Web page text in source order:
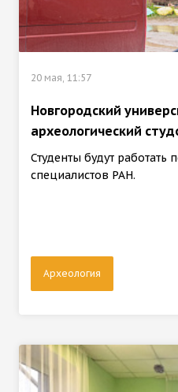
20 мая, 11:57
Новгородский
археологический
Студенты будут работать
специалистов РАН.
Археология